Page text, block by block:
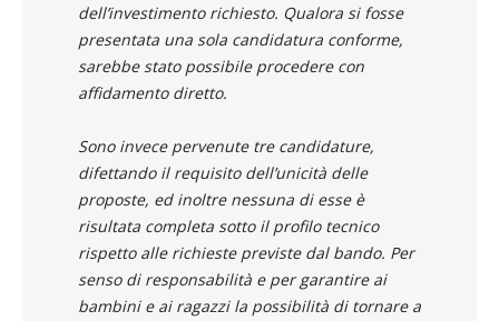
dell’investimento richiesto. Qualora si fosse
presentata una sola candidatura conforme,
sarebbe stato possibile procedere con
affidamento diretto.
Sono invece pervenute tre candidature,
difettando il requisito dell’unicità delle
proposte, ed inoltre nessuna di esse è
risultata completa sotto il profilo tecnico
rispetto alle richieste previste dal bando. Per
senso di responsabilità e per garantire ai
bambini e ai ragazzi la possibilità di tornare a